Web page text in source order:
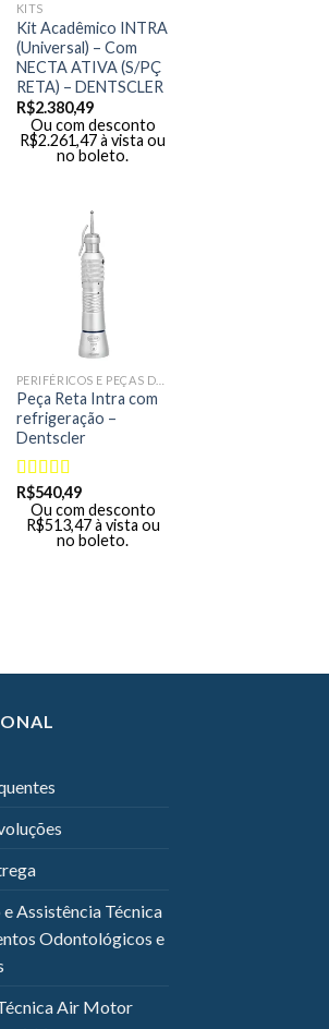
KITS
Kit Acadêmico INTRA
(Universal) – Com
NECTA ATIVA (S/PÇ
RETA) – DENTSCLER
R$2.380,49
Ou com desconto
R$2.261,47à vista ou
no boleto.
Peça Reta Intra com
refrigeração –
Dentscler
Avaliação
5.00de 5
R$540,49
Ou com desconto
R$513,47 à vista ou
no boleto.
Assistência Técnica
Odontológicos e
Air Motor